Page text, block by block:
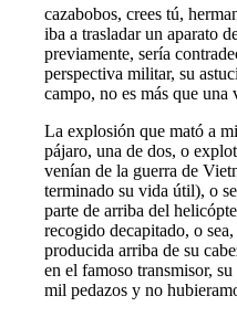
cazabobos, crees tú,
iba a trasladar un aparato
previamente, sería
perspectiva militar, su
campo, no es más que una
La explosión que mató a
pájaro, una de dos, o
venían de la guerra de
terminado su vida útil), o
parte de arriba del
recogido decapitado, o
producida arriba de su
en el famoso transmisor,
mil pedazos y no